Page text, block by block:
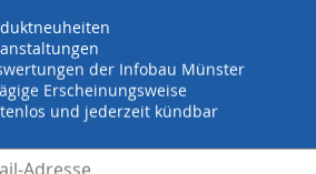
den Einsatz des
durch digitale
den Zustand des Aufzugs
der Infobau Münster
Erscheinungsweise
und jederzeit kündbar